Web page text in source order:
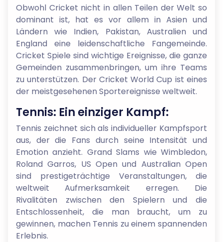
Obwohl Cricket nicht in allen Teilen der Welt so
dominant ist, hat es vor allem in Asien und
Ländern wie Indien, Pakistan, Australien und
England eine leidenschaftliche Fangemeinde.
Cricket Spiele sind wichtige Ereignisse, die ganze
Gemeinden zusammenbringen, um ihre Teams
zu unterstützen. Der Cricket World Cup ist eines
der meistgesehenen Sportereignisse weltweit.
Tennis: Ein einziger Kampf:
Tennis zeichnet sich als individueller Kampfsport
aus, der die Fans durch seine Intensität und
Emotion anzieht. Grand Slams wie Wimbledon,
Roland Garros, US Open und Australian Open
sind prestigeträchtige Veranstaltungen, die
weltweit Aufmerksamkeit erregen. Die
Rivalitäten zwischen den Spielern und die
Entschlossenheit, die man braucht, um zu
gewinnen, machen Tennis zu einem spannenden
Erlebnis.